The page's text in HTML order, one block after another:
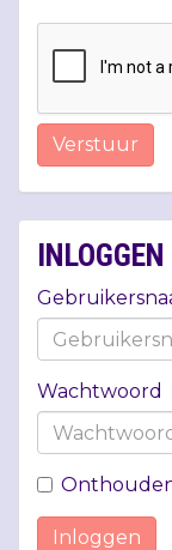
Verstuur
INLOGGEN
Wachtwoord
Inloggen